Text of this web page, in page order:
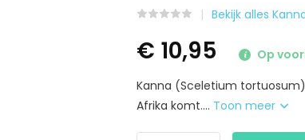
Bekijk alles
€ 10,95
Op
Kanna (Sceletium
Afrika komt.... Toon meer